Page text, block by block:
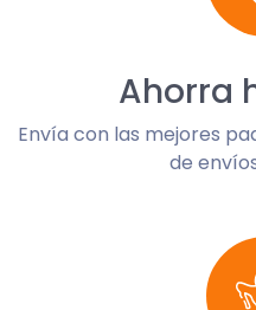
Ahorra
Envía con las mejores
de